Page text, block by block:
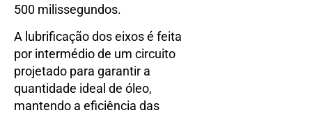
500 milissegundos.
A lubrificação dos eixos é feita
por intermédio de um circuito
projetado para garantir a
quantidade ideal de óleo,
mantendo a eficiência das